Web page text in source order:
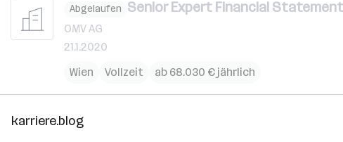
Abgelaufen Senior Expert Financial
OMV AG
21.1.2020
Wien
Vollzeit ab 68.030 € jährlich
karriere.blog